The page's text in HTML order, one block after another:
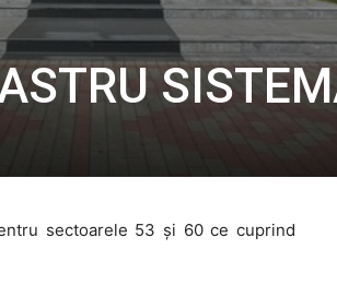
sectoarele 53 și 60 ce cuprind